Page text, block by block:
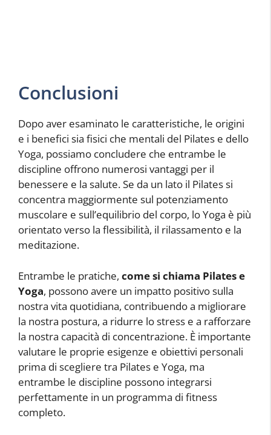
Conclusioni
Dopo aver esaminato le caratteristiche, le origini
e i benefici sia fisici che mentali del Pilates e dello
Yoga, possiamo concludere che entrambe le
discipline offrono numerosi vantaggi per il
benessere e la salute. Se da un lato il Pilates si
concentra maggiormente sul potenziamento
muscolare e sull’equilibrio del corpo, lo Yoga è più
orientato verso la flessibilità, il rilassamento e la
meditazione.
Entrambe le pratiche, come si chiama Pilates e
Yoga, possono avere un impatto positivo sulla
nostra vita quotidiana, contribuendo a migliorare
la nostra postura, a ridurre lo stress e a rafforzare
la nostra capacità di concentrazione. È importante
valutare le proprie esigenze e obiettivi personali
prima di scegliere tra Pilates e Yoga, ma
entrambe le discipline possono integrarsi
perfettamente in un programma di fitness
completo.